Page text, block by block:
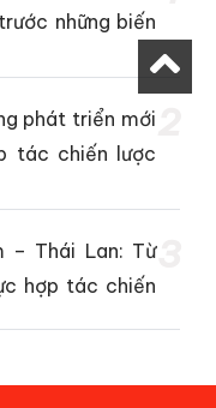
những biến
phát triển mới
tác chiến lược
– Thái Lan: Từ
hợp tác chiến